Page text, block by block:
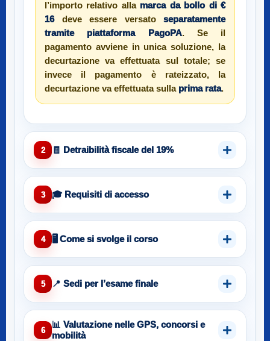
l’importo relativo alla marca da bollo di €
16deve essere versato separatamente
tramite piattaforma PagoPA. Se il
pagamento avviene in unica soluzione, la
decurtazione va effettuata sul totale; se
invece il pagamento è rateizzato, la
decurtazione va effettuata sulla prima rata.
2 🧾 Detraibilità fiscale del 19%
3 🎓 Requisiti di accesso
4 🖥️ Come si svolge il corso
5 📍 Sedi per l’esame finale
6
📊 Valutazione nelle GPS, concorsi e
mobilità